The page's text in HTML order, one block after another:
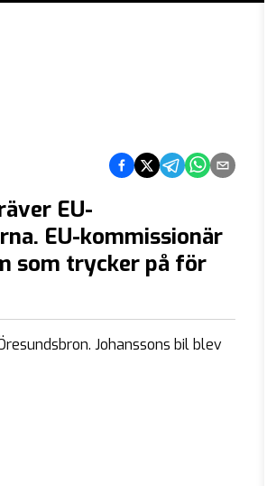
Dela på Facebook
Dela på Twitter
Dela på Telegram
Dela påDela via
EU-
EU-kommissionär
som trycker på för
Johanssons bil blev